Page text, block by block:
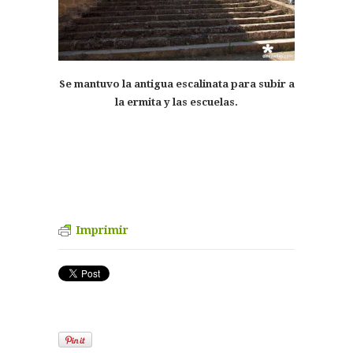
Se mantuvo la antigua escalinata para subir a
la ermita y las escuelas.
Imprimir